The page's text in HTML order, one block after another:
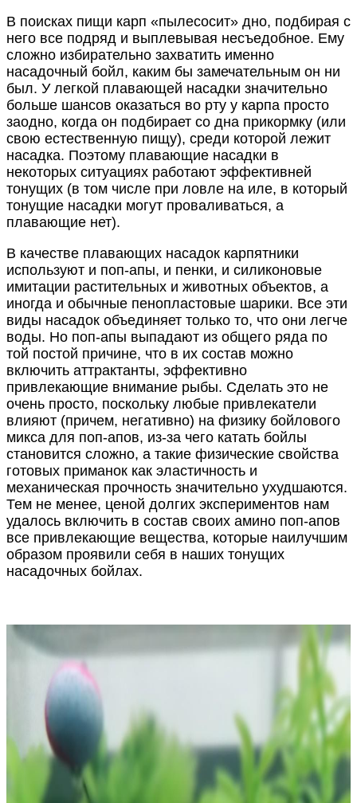
В поисках пищи карп «пылесосит» дно, подбирая с
него все подряд и выплевывая несъедобное. Ему
сложно избирательно захватить именно
насадочный бойл, каким бы замечательным он ни
был. У легкой плавающей насадки значительно
больше шансов оказаться во рту у карпа просто
заодно, когда он подбирает со дна прикормку (или
свою естественную пищу), среди которой лежит
насадка. Поэтому плавающие насадки в
некоторых ситуациях работают эффективней
тонущих (в том числе при ловле на иле, в который
тонущие насадки могут проваливаться, а
плавающие нет).
В качестве плавающих насадок карпятники
используют и поп-апы, и пенки, и силиконовые
имитации растительных и животных объектов, а
иногда и обычные пенопластовые шарики. Все эти
виды насадок объединяет только то, что они легче
воды. Но поп-апы выпадают из общего ряда по
той постой причине, что в их состав можно
включить аттрактанты, эффективно
привлекающие внимание рыбы. Сделать это не
очень просто, поскольку любые привлекатели
влияют (причем, негативно) на физику бойлового
микса для поп-апов, из-за чего катать бойлы
становится сложно, а такие физические свойства
готовых приманок как эластичность и
механическая прочность значительно ухудшаются.
Тем не менее, ценой долгих экспериментов нам
удалось включить в состав своих амино поп-апов
все привлекающие вещества, которые наилучшим
образом проявили себя в наших тонущих
насадочных бойлах.